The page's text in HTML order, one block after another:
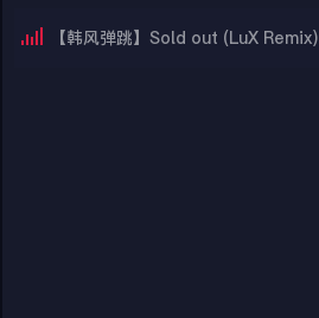
【韩风弹跳】Sold out (LuX Remix)